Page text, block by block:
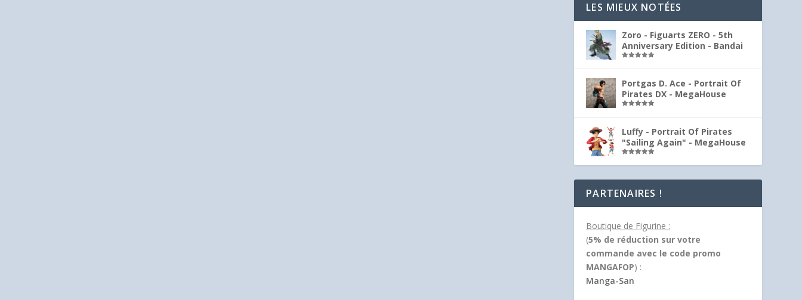
LES MIEUX NOTÉES
Zoro - Figuarts ZERO - 5th
Anniversary Edition - Bandai
Portgas D. Ace - Portrait Of
Pirates DX - MegaHouse
Luffy - Portrait Of Pirates
"Sailing Again" - MegaHouse
PARTENAIRES !
Boutique de Figurine :
(5% de réduction sur votre
commande avec le code promo
MANGAFOP) :
Manga-San